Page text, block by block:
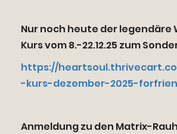
Nur noch heute der legendäre
Kurs vom 8.-22.12.25 zum
https://
-kurs-dezember-2025-
Anmeldung zu den Matrix-